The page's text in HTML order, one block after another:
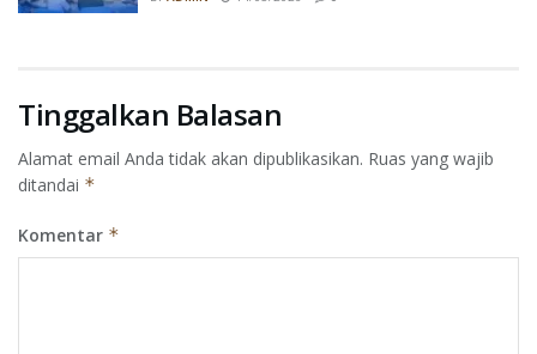
Tinggalkan Balasan
Alamat email Anda tidak akan dipublikasikan. Ruas yang wajib
ditandai *
Komentar *